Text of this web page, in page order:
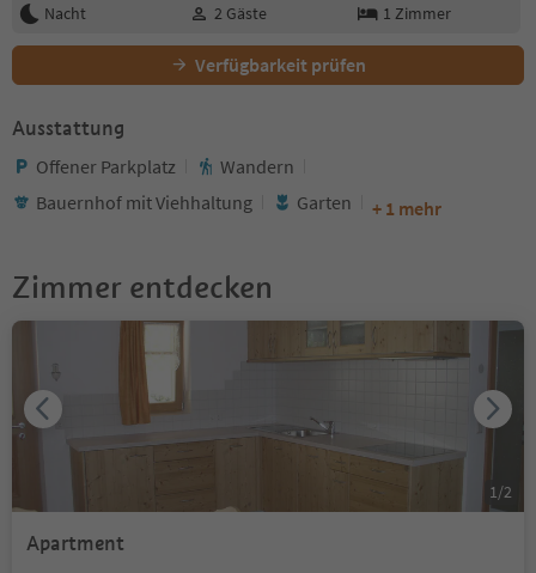
Nacht
2 Gäste 1 Zimmer
Verfügbarkeit prüfen
Ausstattung
Offener Parkplatz
Wandern
Bauernhof mit Viehhaltung
Garten + 1 mehr
Zimmer entdecken
Apartment
1 /2